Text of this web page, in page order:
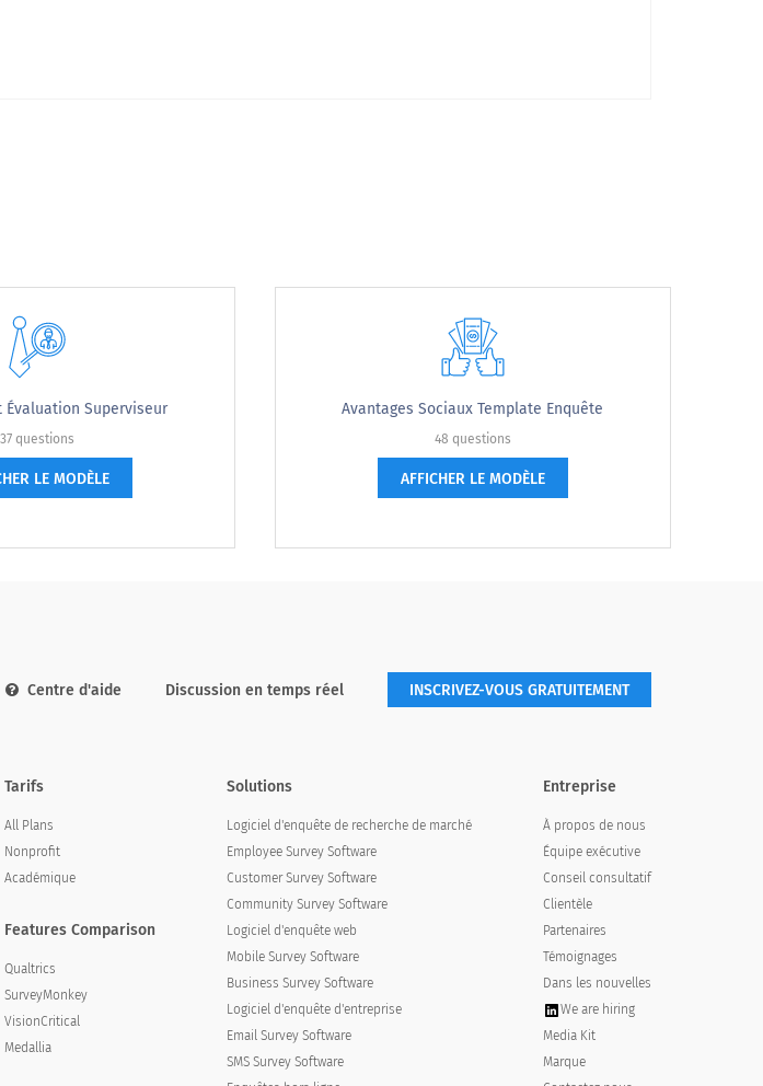
Évaluation Superviseur
37 questions
LE MODÈLE
Avantages Sociaux Template Enquête
48 questions
AFFICHER LE MODÈLE
Centre d'aide Discussion en temps réel INSCRIVEZ-VOUS GRATUITEMENT
Tarifs
All Plans
Nonprofit
Académique
Features Comparison
Qualtrics
SurveyMonkey
VisionCritical
Medallia
Solutions
Logiciel d'enquête de recherche de marché
Employee Survey Software
Customer Survey Software
Community Survey Software
Logiciel d'enquête web
Mobile Survey Software
Business Survey Software
Logiciel d'enquête d'entreprise
Email Survey Software
SMS Survey Software
Entreprise
À propos de nous
Équipe exécutive
Conseil consultatif
Clientèle
Partenaires
Témoignages
Dans les nouvelles
We are hiring
Media Kit
Marque